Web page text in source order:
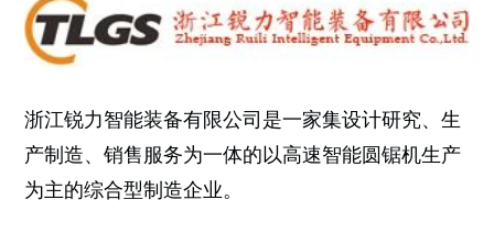
浙江锐力智能装备有限公司是一家集设计研究、生
产制造、销售服务为一体的以高速智能圆锯机生产
为主的综合型制造企业。